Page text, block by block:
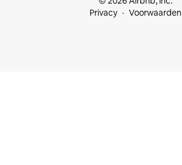
Privacy
Voorwaarden